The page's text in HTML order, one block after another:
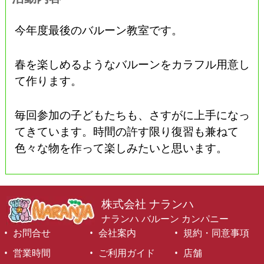
今年度最後のバルーン教室です。
春を楽しめるようなバルーンをカラフル用意し
て作ります。
毎回参加の子どもたちも、さすがに上手になっ
てきています。時間の許す限り復習も兼ねて
色々な物を作って楽しみたいと思います。
株式会社 ナランハ
ナランハ バルーン カンパニー
お問合せ
会社案内
規約・同意事項
営業時間
ご利用ガイド 店舗